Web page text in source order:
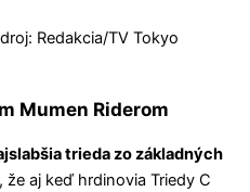
Redakcia/TV Tokyo
Mumen Riderom
trieda zo základných
že aj keď hrdinovia Triedy C